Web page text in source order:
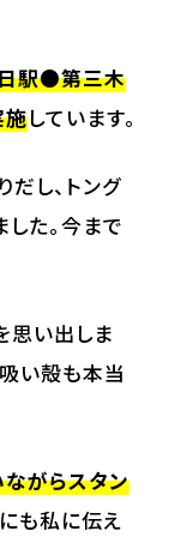
駅●第三木
施しています。
し、トング
た。今まで
思い出しま
吸い殻も本当
がらスタン
も私に伝え